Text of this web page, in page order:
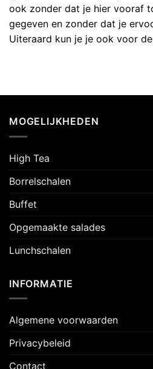
ook zonder dat je hier vooraf
gegeven en zonder dat je
Uiteraard kun je je ook voor
MOGELIJKHEDEN
High Tea
Borrelschalen
Buffet
Opgemaakte salades
Lunchschalen
INFORMATIE
Algemene voorwaarden
Privacybeleid
Contact